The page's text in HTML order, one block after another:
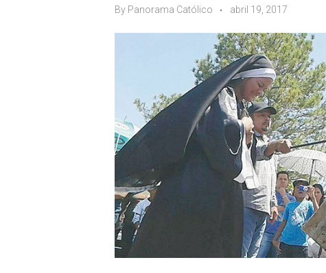
By Panorama Católico abril 19, 2017